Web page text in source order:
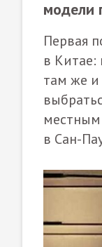
модели
Первая
в Китае:
там же и
местным
в Сан-